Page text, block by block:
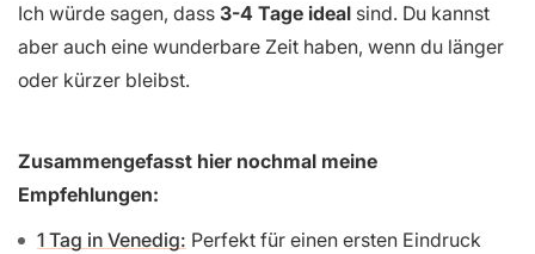
Ich würde sagen, dass 3-4 Tage ideal sind. Du kannst
aber auch eine wunderbare Zeit haben, wenn du länger
oder kürzer bleibst.
Zusammengefasst hier nochmal meine
Empfehlungen:
1 Tag in Venedig: Perfekt für einen ersten Eindruck